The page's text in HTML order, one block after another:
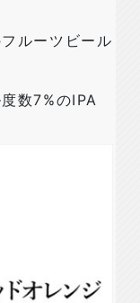
ルーツビール
数7%のIPA